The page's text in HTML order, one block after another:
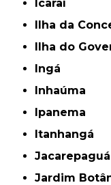
Icaraí
Ilha da
Ilha do
Ingá
Inhaúma
Ipanema
Itanhangá
Jacarepaguá
Jardim